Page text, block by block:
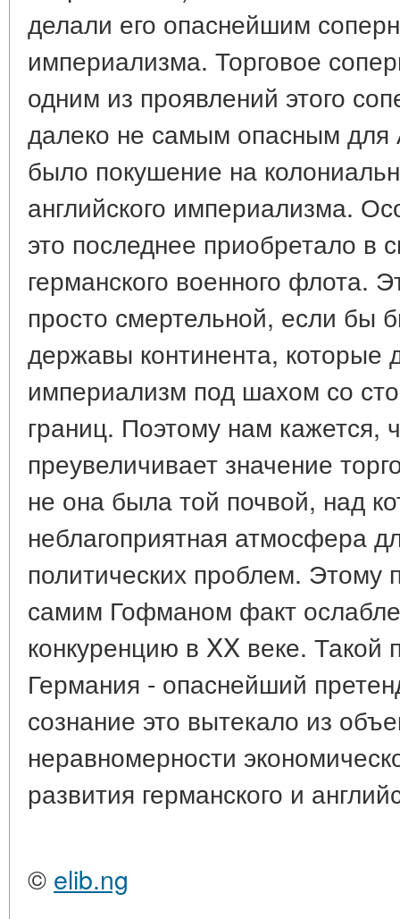
делали его опаснейшим
империализма. Торговое
одним из проявлений этого
далеко не самым опасным для
было покушение на
английского империализма.
это последнее приобретало в
германского военного флота.
просто смертельной, если бы
державы континента, которые
империализм под шахом со
границ. Поэтому нам кажется,
преувеличивает значение
не она была той почвой, над
неблагоприятная атмосфера
политических проблем. Этому
самим Гофманом факт
конкуренцию в XX веке. Такой
Германия - опаснейший
сознание это вытекало из
неравномерности
развития германского и
© elib.ng